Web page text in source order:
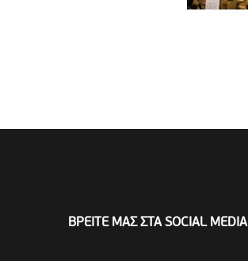
ΒΡΕΙΤΕ ΜΑΣ ΣΤΑ SOCIAL MEDIA